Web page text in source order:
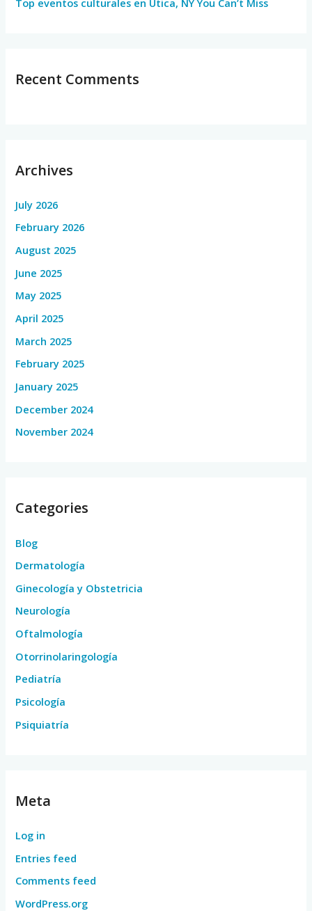
Top eventos culturales en Utica, NY You Can’t Miss
Recent Comments
Archives
July 2026
February 2026
August 2025
June 2025
May 2025
April 2025
March 2025
February 2025
January 2025
December 2024
November 2024
Categories
Blog
Dermatología
Ginecología y Obstetricia
Neurología
Oftalmología
Otorrinolaringología
Pediatría
Psicología
Psiquiatría
Meta
Log in
Entries feed
Comments feed
WordPress.org